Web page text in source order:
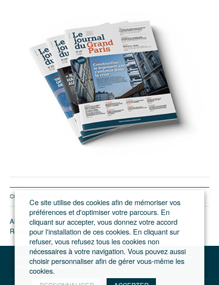
CONTACTEZ LE JGP
Abonnement/pub
Rédaction
Le journal du Grand Paris – L'actualité du développement de l'Ile-de-France
Votre compte
Se connecter
Ce site utilise des cookies afin de mémoriser vos
préférences et d'optimiser votre parcours. En
cliquant sur accepter, vous donnez votre accord
pour l'installation de ces cookies. En cliquant sur
refuser, vous refusez tous les cookies non
nécessaires à votre navigation. Vous pouvez aussi
choisir personnaliser afin de gérer vous-même les
cookies.